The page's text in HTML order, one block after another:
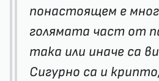
понастоящем е
голямата част от
така или иначе са
Сигурно са и